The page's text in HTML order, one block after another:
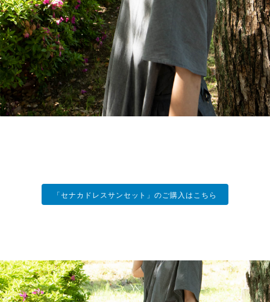
「セナカドレスサンセット」のご購入はこちら